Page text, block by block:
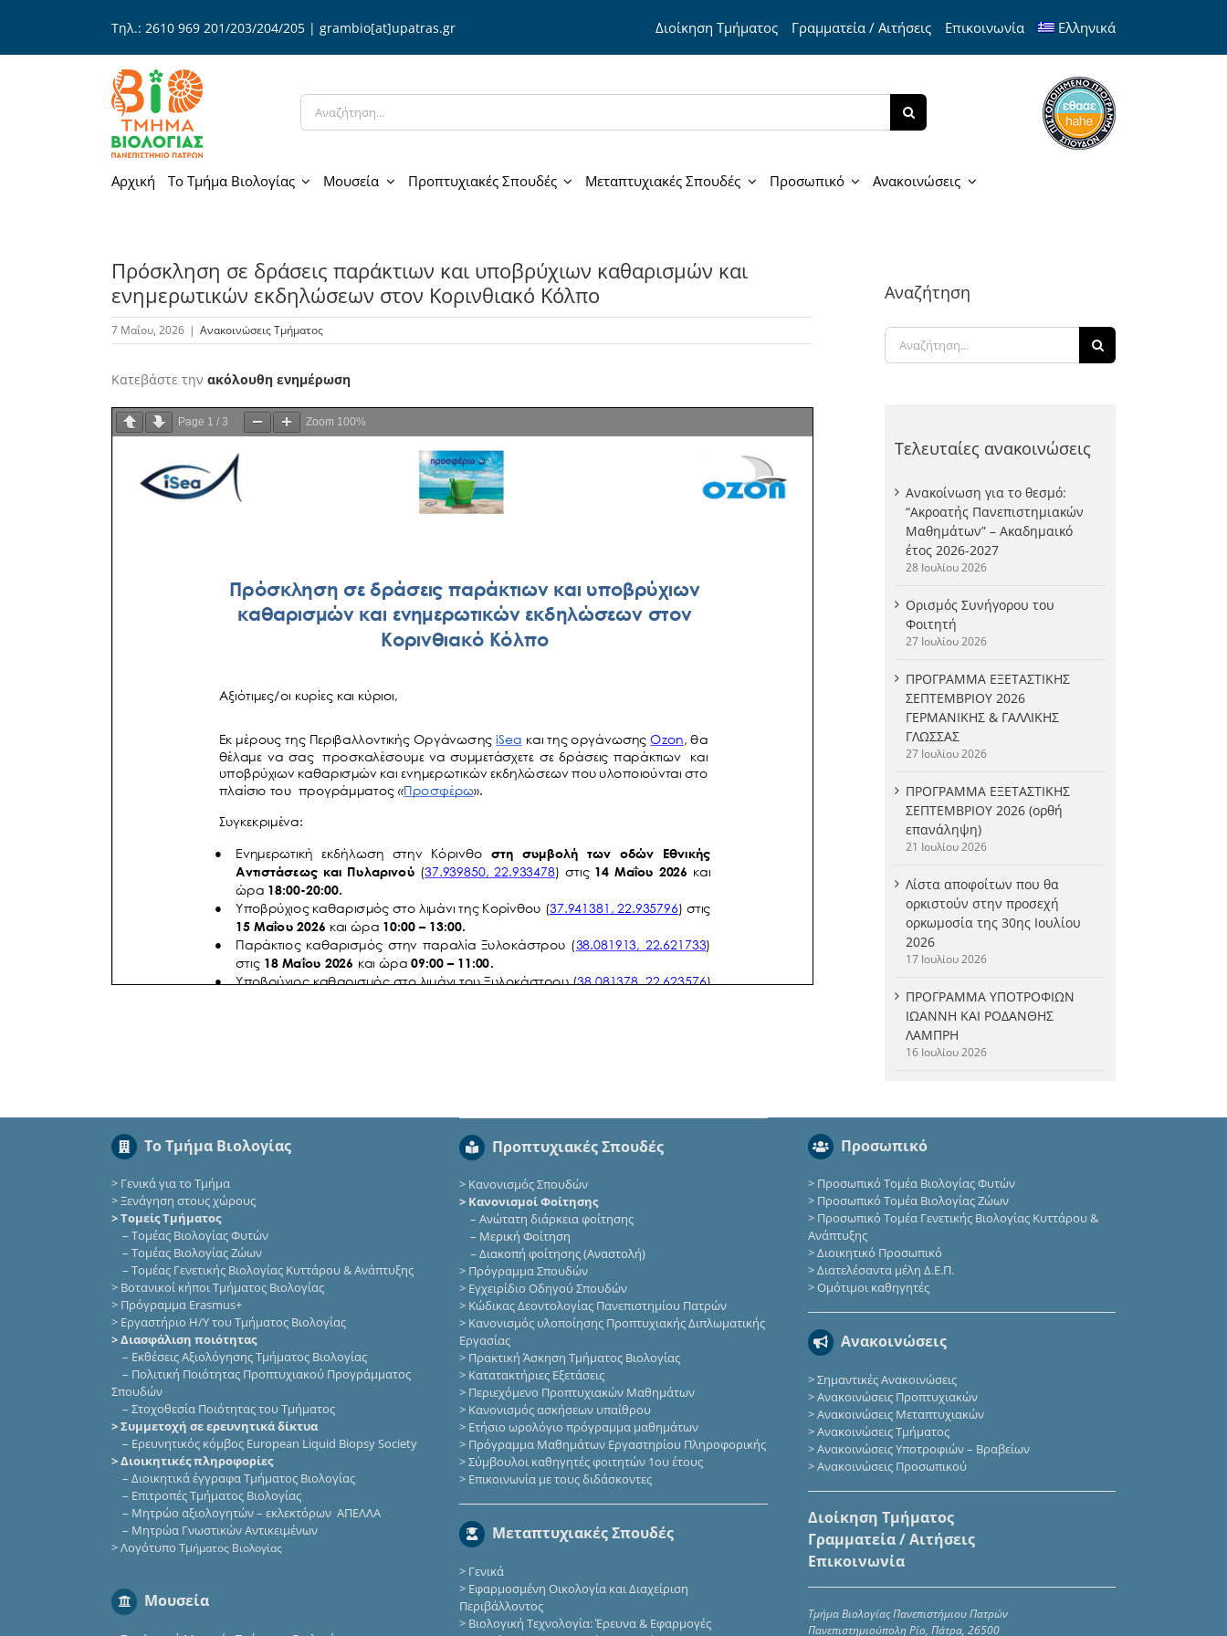
Τηλ.: 2610 969 201/203/204/205 | grambio[at]upatras.gr Διοίκηση Τμήματος Γραμματεία / Αιτήσεις Επικοινωνία Ελληνικά
Αναζήτηση
για:
Αρχική Το Τμήμα Βιολογίας Μουσεία Προπτυχιακές Σπουδές Μεταπτυχιακές Σπουδές Προσωπικό Ανακοινώσεις
Πρόσκληση σε δράσεις παράκτιων και υποβρύχιων καθαρισμών και
ενημερωτικών εκδηλώσεων στον Κορινθιακό Κόλπο
7 Μαΐου, 2026 | Ανακοινώσεις Τμήματος
Κατεβάστε την ακόλουθη ενημέρωση
Page 1 / 3 Zoom 100%
Αναζήτηση
Αναζήτηση
για:
Τελευταίες ανακοινώσεις
Ανακοίνωση για το θεσμό:
“Ακροατής Πανεπιστημιακών
Μαθημάτων” – Ακαδημαικό
έτος 2026-2027
28 Ιουλίου 2026
Ορισμός Συνήγορου του
Φοιτητή
27 Ιουλίου 2026
ΠΡΟΓΡΑΜΜΑ ΕΞΕΤΑΣΤΙΚΗΣ
ΣΕΠΤΕΜΒΡΙΟΥ 2026
ΓΕΡΜΑΝΙΚΗΣ & ΓΑΛΛΙΚΗΣ
ΓΛΩΣΣΑΣ
27 Ιουλίου 2026
ΠΡΟΓΡΑΜΜΑ ΕΞΕΤΑΣΤΙΚΗΣ
ΣΕΠΤΕΜΒΡΙΟΥ 2026 (ορθή
επανάληψη)
21 Ιουλίου 2026
Λίστα αποφοίτων που θα
ορκιστούν στην προσεχή
ορκωμοσία της 30ης Ιουλίου
2026
17 Ιουλίου 2026
ΠΡΟΓΡΑΜΜΑ ΥΠΟΤΡΟΦΙΩΝ
ΙΩΑΝΝΗ ΚΑΙ ΡΟΔΑΝΘΗΣ
ΛΑΜΠΡΗ
16 Ιουλίου 2026
Το Τμήμα Βιολογίας
> Γενικά για το Τμήμα
>Ξενάγηση στους χώρους
> Τομείς Τμήματος
– Τομέας Βιολογίας Φυτών
– Τομέας Βιολογίας Ζώων
– Τομέας Γενετικής Βιολογίας Κυττάρου & Ανάπτυξης
> Βοτανικοί κήποι Τμήματος Βιολογίας
> Πρόγραμμα Erasmus+
> Εργαστήριο Η/Υ του Τμήματος Βιολογίας
> Διασφάλιση ποιότητας
– Εκθέσεις Αξιολόγησης Τμήματος Βιολογίας
– Πολιτική Ποιότητας Προπτυχιακού Προγράμματος
Σπουδών
– Στοχοθεσία Ποιότητας του Τμήματος
> Συμμετοχή σε ερευνητικά δίκτυα
– Eρευνητικός κόμβος European Liquid Biopsy Society
> Διοικητικές πληροφορίες
– Διοικητικά έγγραφα Τμήματος Βιολογίας
– Επιτροπές Τμήματος Βιολογίας
– Μητρώο αξιολογητών – εκλεκτόρων ΑΠΕΛΛΑ
– Μητρώα Γνωστικών Αντικειμένων
>Λογότυπο Τμήματος Βιολογίας
Μουσεία
Προπτυχιακές Σπουδές
> Κανονισμός Σπουδών
> Κανονισμοί Φοίτησης
–Ανώτατη διάρκεια φοίτησης
– Μερική Φοίτηση
–Διακοπή φοίτησης (Αναστολή)
> Πρόγραμμα Σπουδών
> Εγχειρίδιο Οδηγού Σπουδών
> Κώδικας Δεοντολογίας Πανεπιστημίου Πατρών
> Κανονισμός υλοποίησης Προπτυχιακής Διπλωματικής
Εργασίας
> Πρακτική Άσκηση Τμήματος Βιολογίας
> Κατατακτήριες Eξετάσεις
> Περιεχόμενο Προπτυχιακών Μαθημάτων
> Κανονισμός ασκήσεων υπαίθρου
> Ετήσιο ωρολόγιο πρόγραμμα μαθημάτων
> Πρόγραμμα Μαθημάτων Εργαστηρίου Πληροφορικής
>Σύμβουλοι καθηγητές φοιτητών 1ου έτους
> Επικοινωνία με τους διδάσκοντες
Μεταπτυχιακές Σπουδές
> Γενικά
> Εφαρμοσμένη Οικολογία και Διαχείριση
Περιβάλλοντος
> Βιολογική Τεχνολογία: Έρευνα & Εφαρμογές
Προσωπικό
> Προσωπικό Τομέα Βιολογίας Φυτών
> Προσωπικό Τομέα Βιολογίας Ζώων
> Προσωπικό Τομέα Γενετικής Βιολογίας Κυττάρου &
Ανάπτυξης
>Διοικητικό Προσωπικό
>Διατελέσαντα μέλη Δ.Ε.Π.
>Ομότιμοι καθηγητές
Ανακοινώσεις
>Σημαντικές Ανακοινώσεις
>Ανακοινώσεις Προπτυχιακών
>Ανακοινώσεις Μεταπτυχιακών
>Ανακοινώσεις Τμήματος
>Ανακοινώσεις Υποτροφιών – Βραβείων
>Ανακοινώσεις Προσωπικού
Διοίκηση Τμήματος
Γραμματεία / Αιτήσεις
Επικοινωνία
Τμήμα Βιολογίας Πανεπιστήμιου Πατρών
Πανεπιστημιούπολη Ρίο, Πάτρα, 26500